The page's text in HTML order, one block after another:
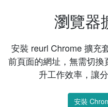
瀏覽器
安裝 reurl Chrome 擴充
前頁面的網址，無需切
升工作效率，讓
安裝